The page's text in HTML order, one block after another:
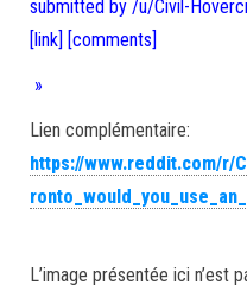
submitted by /u/Civil-
[link] [comments]
»
Lien complémentaire:
https://www.reddit.com/r/
L’image présentée ici n’est